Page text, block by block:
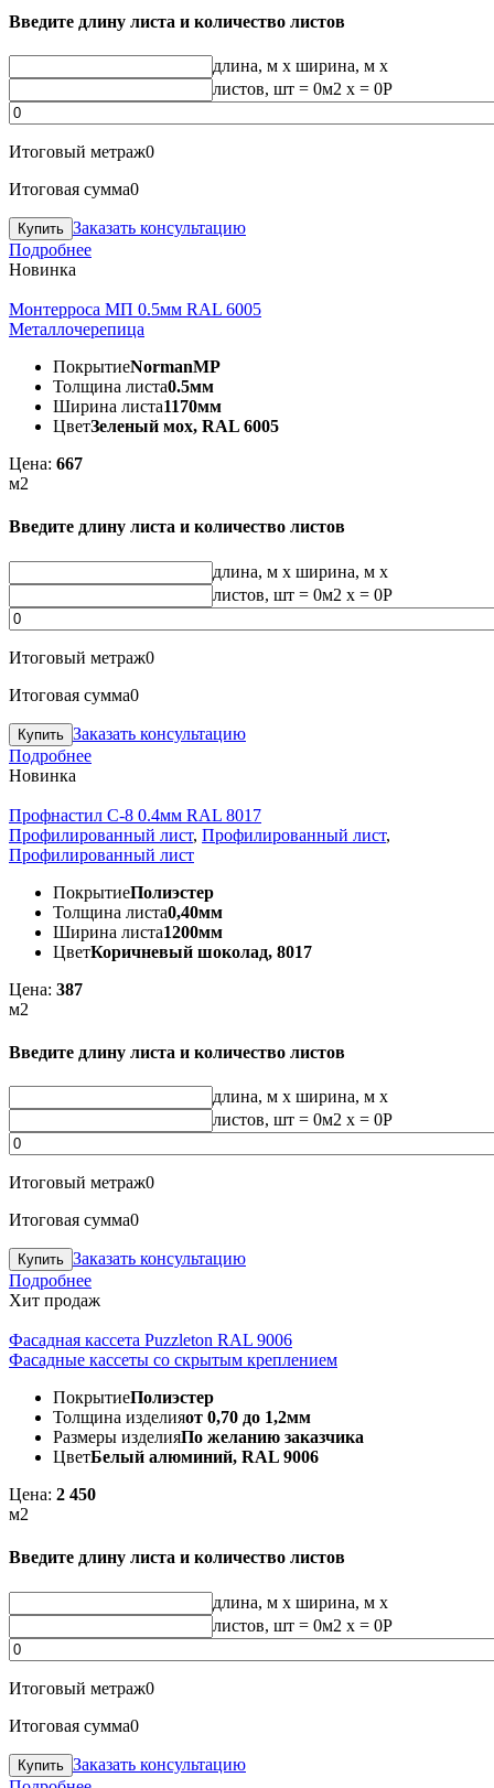
Введите длину листа и количество листов
длина, м x ширина, м x
листов, шт = 0м2 x = 0Р
Итоговый метраж0
Итоговая сумма0
Заказать консультацию
Подробнее
Новинка
Монтерроса МП 0.5мм RAL 6005
Металлочерепица
ПокрытиеNormanMP
Толщина листа0.5мм
Ширина листа1170мм
ЦветЗеленый мох, RAL 6005
Цена: 667
м2
Введите длину листа и количество листов
длина, м x ширина, м x
листов, шт = 0м2 x = 0Р
Итоговый метраж0
Итоговая сумма0
Заказать консультацию
Подробнее
Новинка
Профнастил С-8 0.4мм RAL 8017
Профилированный лист, Профилированный лист,
Профилированный лист
ПокрытиеПолиэстер
Толщина листа0,40мм
Ширина листа1200мм
ЦветКоричневый шоколад, 8017
Цена: 387
м2
Введите длину листа и количество листов
длина, м x ширина, м x
листов, шт = 0м2 x = 0Р
Итоговый метраж0
Итоговая сумма0
Заказать консультацию
Подробнее
Хит продаж
Фасадная кассета Puzzleton RAL 9006
Фасадные кассеты со скрытым креплением
ПокрытиеПолиэстер
Толщина изделияот 0,70 до 1,2мм
Размеры изделияПо желанию заказчика
ЦветБелый алюминий, RAL 9006
Цена: 2 450
м2
Введите длину листа и количество листов
длина, м x ширина, м x
листов, шт = 0м2 x = 0Р
Итоговый метраж0
Итоговая сумма0
Заказать консультацию